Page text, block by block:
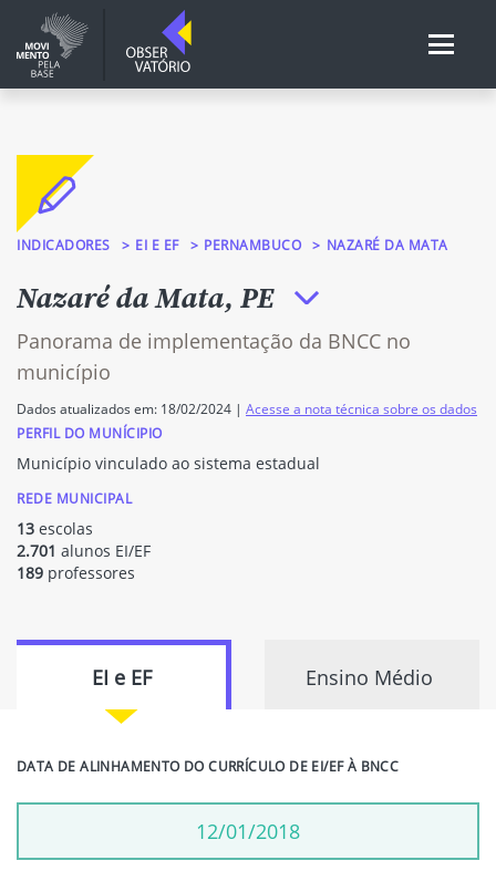
INDICADORES EI E EF PERNAMBUCO NAZARÉ DA MATA
Nazaré da Mata, PE
Panorama de implementação da BNCC no
município
Dados atualizados em: 18/02/2024 | Acesse a nota técnica sobre os dados
PERFIL DO MUNÍCIPIO
Município vinculado ao sistema estadual
REDE MUNICIPAL
13 escolas
2.701 alunos EI/EF
189 professores
EI e EF Ensino Médio
DATA DE ALINHAMENTO DO CURRÍCULO DE EI/EF À BNCC
12/01/2018